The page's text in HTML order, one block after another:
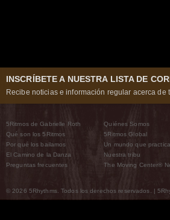
INSCRÍBETE A NUESTRA LISTA DE
Recibe noticias e información regular acerca de
5Ritmos de Gabrielle Roth
Qué son los 5Ritmos
Por qué los bailamos
El Camino de la Danza
Preguntas frecuentes
Quiénes Somos
5Ritmos Global
Un mundo que practica
Nuestra tribu
The Moving Center®
© 2026 5Rhythms. Todos los derechos reservados. |